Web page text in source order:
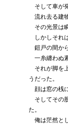
そして車が
流れ去る建
その光景は
しかしそれ
鎧戸の間か
一糸纏わぬ
それが脚を
うだった。
顔は窓の桟
そしてその
た。
俺は茫然と